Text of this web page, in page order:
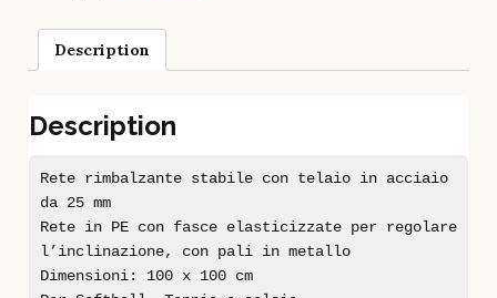
Description
Description
Rete rimbalzante stabile con telaio in acciaio
da 25 mm
Rete in PE con fasce elasticizzate per regolare
l’inclinazione, con pali in metallo
Dimensioni: 100 x 100 cm